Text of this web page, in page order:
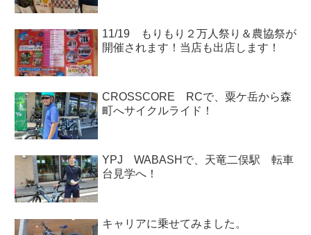
11/19 もりもり２万人祭り＆農協祭が
開催されます！当店も出店します！
CROSSCORE RCで、粟ケ岳から森
町へサイクルライド！
YPJ WABASHで、天竜二俣駅 転車
台見学へ！
キャリアに乗せてみました。